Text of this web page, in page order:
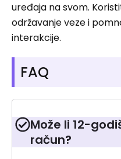
uređaja na svom.
održavanje veze i
interakcije.
FAQ
Može li 12-
račun?